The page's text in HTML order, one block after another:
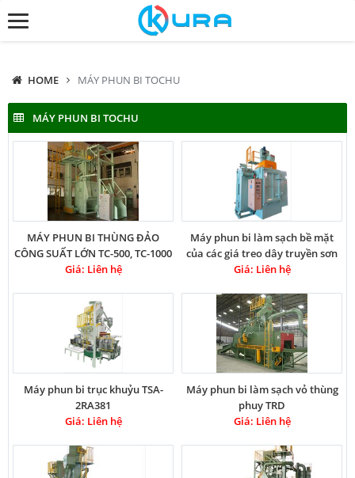
HOME MÁY PHUN BI TOCHU
MÁY PHUN BI TOCHU
MÁY PHUN BI THÙNG ĐẢO
CÔNG SUẤT LỚN TC-500, TC-1000
Giá: Liên hệ
Máy phun bi làm sạch bề mặt
của các giá treo dây truyền sơn
Giá: Liên hệ
Máy phun bi trục khuỷu TSA-
2RA381
Giá: Liên hệ
Máy phun bi làm sạch vỏ thùng
phuy TRD
Giá: Liên hệ